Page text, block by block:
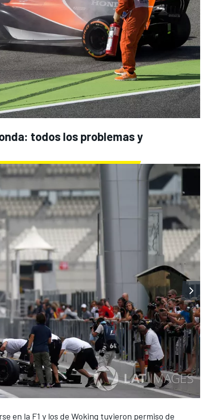
todos los problemas y
en la F1 y los de Woking tuvieron permiso de